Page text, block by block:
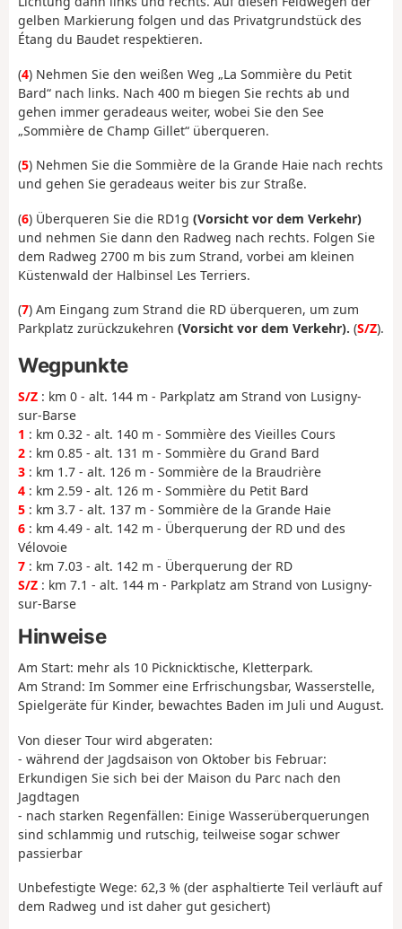
gelben Markierung folgen und das Privatgrundstück des
Étang du Baudet respektieren.
(4) Nehmen Sie den weißen Weg „La Sommière du Petit
Bard“ nach links. Nach 400 m biegen Sie rechts ab und
gehen immer geradeaus weiter, wobei Sie den See
„Sommière de Champ Gillet“ überqueren.
(5) Nehmen Sie die Sommière de la Grande Haie nach rechts
und gehen Sie geradeaus weiter bis zur Straße.
(6) Überqueren Sie die RD1g (Vorsicht vor dem Verkehr)
und nehmen Sie dann den Radweg nach rechts. Folgen Sie
dem Radweg 2700 m bis zum Strand, vorbei am kleinen
Küstenwald der Halbinsel Les Terriers.
(7) Am Eingang zum Strand die RD überqueren, um zum
Parkplatz zurückzukehren (Vorsicht vor dem Verkehr). (S/Z).
Wegpunkte
S/Z : km 0 - alt. 144 m - Parkplatz am Strand von Lusigny-
sur-Barse
1 : km 0.32 - alt. 140 m - Sommière des Vieilles Cours
2 : km 0.85 - alt. 131 m - Sommière du Grand Bard
3 : km 1.7 - alt. 126 m - Sommière de la Braudrière
4 : km 2.59 - alt. 126 m - Sommière du Petit Bard
5 : km 3.7 - alt. 137 m - Sommière de la Grande Haie
6 : km 4.49 - alt. 142 m - Überquerung der RD und des
Vélovoie
7 : km 7.03 - alt. 142 m - Überquerung der RD
S/Z : km 7.1 - alt. 144 m - Parkplatz am Strand von Lusigny-
sur-Barse
Hinweise
Am Start: mehr als 10 Picknicktische, Kletterpark.
Am Strand: Im Sommer eine Erfrischungsbar, Wasserstelle,
Spielgeräte für Kinder, bewachtes Baden im Juli und August.
Von dieser Tour wird abgeraten:
- während der Jagdsaison von Oktober bis Februar:
Erkundigen Sie sich bei der Maison du Parc nach den
Jagdtagen
- nach starken Regenfällen: Einige Wasserüberquerungen
sind schlammig und rutschig, teilweise sogar schwer
passierbar
Unbefestigte Wege: 62,3 % (der asphaltierte Teil verläuft auf
dem Radweg und ist daher gut gesichert)